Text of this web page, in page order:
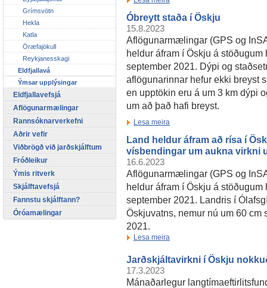
Óbreytt staða í Öskju
15.8.2023
Aflögunarmælingar (GPS og
heldur áfram í Öskju á stöðugum
september 2021. Dýpi og
aflögunarinnar hefur ekki breyst
en upptökin eru á um 3 km dýpi
um að það hafi breyst.
Lesa meira
Land heldur áfram að rísa í
vísbendingar um aukna virkni
16.6.2023
Aflögunarmælingar (GPS og
heldur áfram í Öskju á stöðugum
september 2021. Landris í
Öskjuvatns, nemur nú um 60 cm
2021.
Lesa meira
Jarðskjáltavirkni í Öskju
17.3.2023
Mánaðarlegur
Grímsvötn
Hekla
Katla
Öræfajökull
Reykjanesskagi
Eldfjallavá
Ýmsar upplýsingar
Eldfjallavefsjá
Aflögunarmælingar
Rannsóknarverkefni
Aðrir vefir
Viðbrögð við jarðskjálftum
Fróðleikur
Ýmis ritverk
Skjálftavefsjá
Fannstu skjálftann?
Óróamælingar